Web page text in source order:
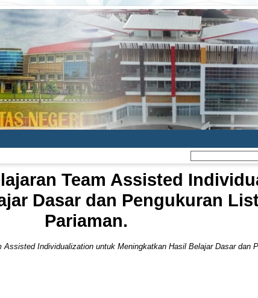
Team Assisted
Dasar dan Pengukuran
Pariaman.
Assisted Individualization untuk Meningkatkan Hasil Belajar Dasar dan